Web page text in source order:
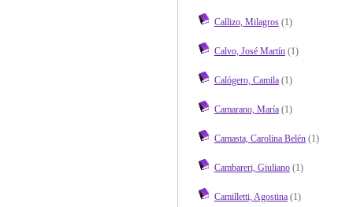
Callizo, Milagros(1)
Calvo, José Martín(1)
Calógero, Camila(1)
Camarano, María(1)
Camasta, Carolina Belén(1)
Cambareri, Giuliano(1)
Camilletti, Agostina(1)